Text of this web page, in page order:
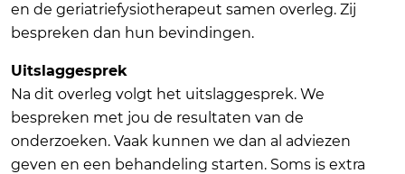
en de geriatriefysiotherapeut samen overleg. Zij
bespreken dan hun bevindingen.
Uitslaggesprek
Na dit overleg volgt het uitslaggesprek. We
bespreken met jou de resultaten van de
onderzoeken. Vaak kunnen we dan al adviezen
geven en een behandeling starten. Soms is extra